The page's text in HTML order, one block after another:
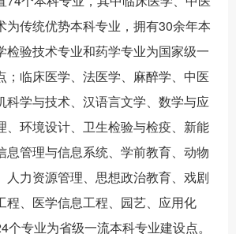
为传统优势本科专业，拥有30余年本
检验技术专业和药学专业为国家级一
；临床医学、法医学、麻醉学、中医
科学与技术、汉语言文学、数学与应
、环境设计、卫生检验与检疫、新能
息管理与信息系统、学前教育、动物
人力资源管理、思想政治教育、戏剧
程、医学信息工程、园艺、应用化
个专业为省级一流本科专业建设点。